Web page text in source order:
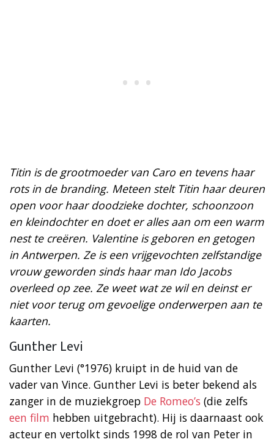
Titin is de grootmoeder van Caro en tevens haar
rots in de branding. Meteen stelt Titin haar deuren
open voor haar doodzieke dochter, schoonzoon
en kleindochter en doet er alles aan om een warm
nest te creëren. Valentine is geboren en getogen
in Antwerpen. Ze is een vrijgevochten zelfstandige
vrouw geworden sinds haar man Ido Jacobs
overleed op zee. Ze weet wat ze wil en deinst er
niet voor terug om gevoelige onderwerpen aan te
kaarten.
Gunther Levi
Gunther Levi (°1976) kruipt in de huid van de
vader van Vince. Gunther Levi is beter bekend als
zanger in de muziekgroep De Romeo’s (die zelfs
een film hebben uitgebracht). Hij is daarnaast ook
acteur en vertolkt sinds 1998 de rol van Peter in